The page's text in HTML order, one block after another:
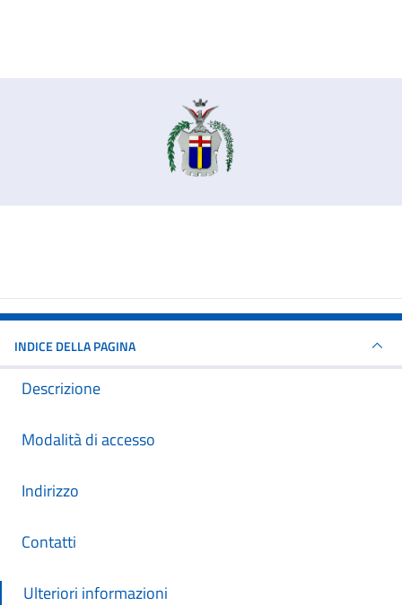
INDICE DELLA PAGINA
Descrizione
Modalità di accesso
Indirizzo
Contatti
Ulteriori informazioni